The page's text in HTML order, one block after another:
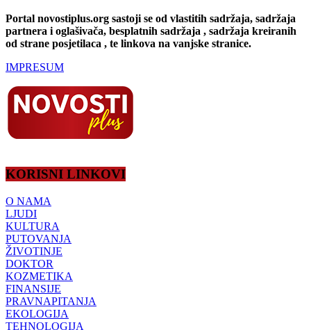
Portal novostiplus.org sastoji se od vlastitih sadržaja, sadržaja
partnera i oglašivača, besplatnih sadržaja , sadržaja kreiranih
od strane posjetilaca , te linkova na vanjske stranice.
IMPRESUM
KORISNI LINKOVI
O NAMA
LJUDI
KULTURA
PUTOVANJA
ŽIVOTINJE
DOKTOR
KOZMETIKA
FINANSIJE
PRAVNAPITANJA
EKOLOGIJA
TEHNOLOGIJA